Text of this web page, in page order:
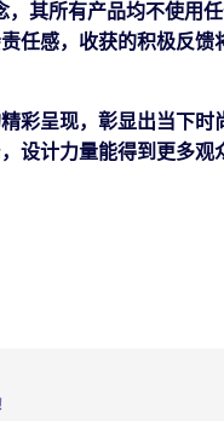
其所有产品均不使用
任感， 收获的积极反馈
彩呈现，彰显出当下时
设计力量能得到更多观